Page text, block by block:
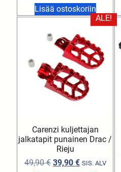
Lisää ostoskoriin
ALE!
Carenzi kuljettajan
jalkatapit punainen Drac /
Rieju
49,90€ 39,90 € SIS. ALV